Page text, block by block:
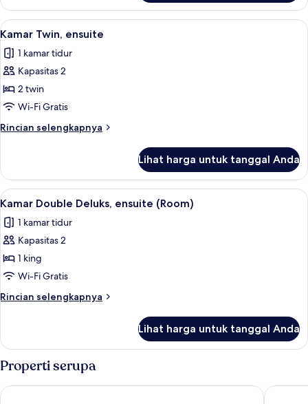
Suite,
akses
difabel
Access)
Lihat
semua
foto
untuk
Kamar
Twin,
ensuite
3
Kamar Twin, ensuite
1 kamar tidur
Kapasitas 2
2 twin
Wi-Fi Gratis
Rincian selengkapnya
Rincian
Kamar
Twin,
ensuite
Lihat harga untuk tanggal Anda
Lihat
semua
foto
untuk
Kamar
Double
Deluks,
ensuite
Kamar Double Deluks, ensuite (Room)
8
Kamar Double Deluks, ensuite (Room)
1 kamar tidur
Kapasitas 2
1 king
Wi-Fi Gratis
Rincian selengkapnya
Rincian
Kamar
Double
Deluks,
ensuite
(Room)
Lihat harga untuk tanggal Anda
Properti serupa
The Birch Hotel The